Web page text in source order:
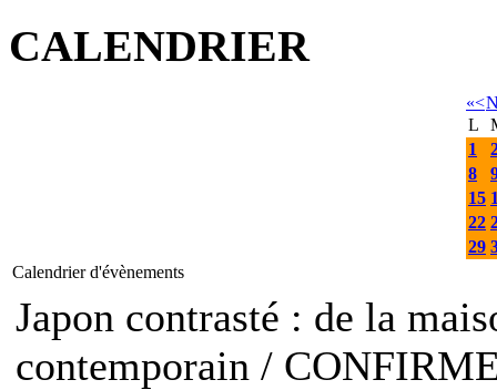
CALENDRIER
«<
L
1
8
15
22
29
Calendrier d'évènements
Japon contrasté : de la
contemporain /